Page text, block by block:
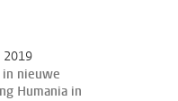
2019
in nieuwe
Humania in